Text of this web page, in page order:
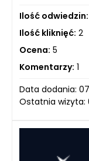
Ilość odwiedzin:
Ilość kliknięć: 2
Ocena: 5
Komentarzy: 1
Data dodania:
Ostatnia wizyta: